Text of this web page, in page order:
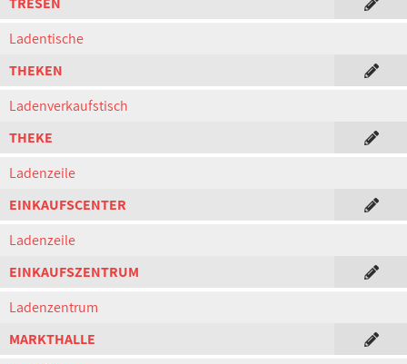
Ladentische
THEKEN
Ladenverkaufstisch
THEKE
Ladenzeile
EINKAUFSCENTER
Ladenzeile
EINKAUFSZENTRUM
Ladenzentrum
MARKTHALLE